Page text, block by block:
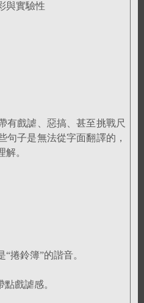
與實驗性
有戲謔、惡搞、甚至挑戰尺
句子是無法從字面翻譯的，
。
捲鈴簿”的諧音。
戲謔感。